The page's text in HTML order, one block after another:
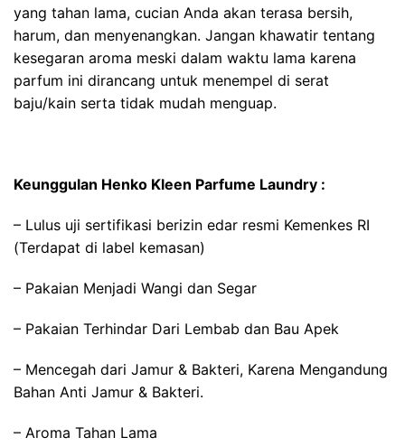
yang tahan lama, cucian Anda akan terasa bersih,
harum, dan menyenangkan. Jangan khawatir tentang
kesegaran aroma meski dalam waktu lama karena
parfum ini dirancang untuk menempel di serat
baju/kain serta tidak mudah menguap.
Keunggulan Henko Kleen Parfume Laundry :
– Lulus uji sertifikasi berizin edar resmi Kemenkes RI
(Terdapat di label kemasan)
– Pakaian Menjadi Wangi dan Segar
– Pakaian Terhindar Dari Lembab dan Bau Apek
– Mencegah dari Jamur & Bakteri, Karena Mengandung
Bahan Anti Jamur & Bakteri.
– Aroma Tahan Lama